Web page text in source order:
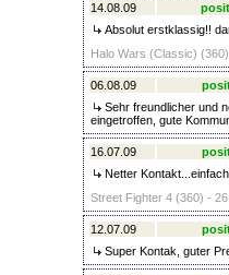
14.08.09
Absolut erstklassig!!
Halo Wars (Classic)
06.08.09
Sehr freundlicher und
eingetroffen, gute
16.07.09
Netter
Street Fighter 4 (360) -
12.07.09
Super Kontak, guter